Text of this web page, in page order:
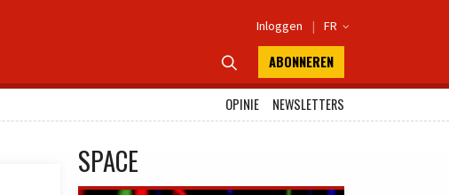
Inloggen | FR 
 ABONNEREN
OPINIE
NEWSLETTERS
SPACE